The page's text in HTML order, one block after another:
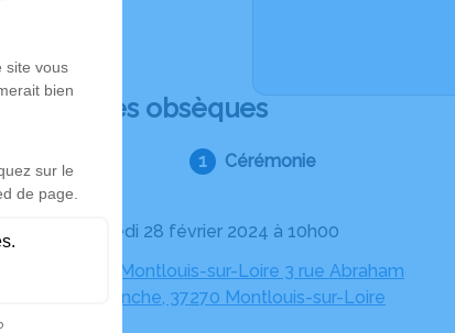
Déroulé des obsèques
Cérémonie
Le mercredi 28 février 2024 à 10h00
Eglise de Montlouis-sur-Loire 3 rue Abraham
Courtemanche, 37270 Montlouis-sur-Loire